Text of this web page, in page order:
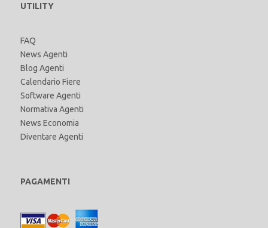
UTILITY
FAQ
News Agenti
Blog Agenti
Calendario Fiere
Software Agenti
Normativa Agenti
News Economia
Diventare Agenti
PAGAMENTI